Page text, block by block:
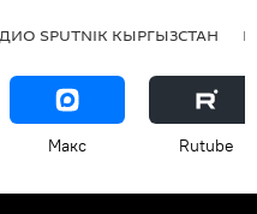
SPUTNIK КЫРГЫЗСТАН
Макс Rutube